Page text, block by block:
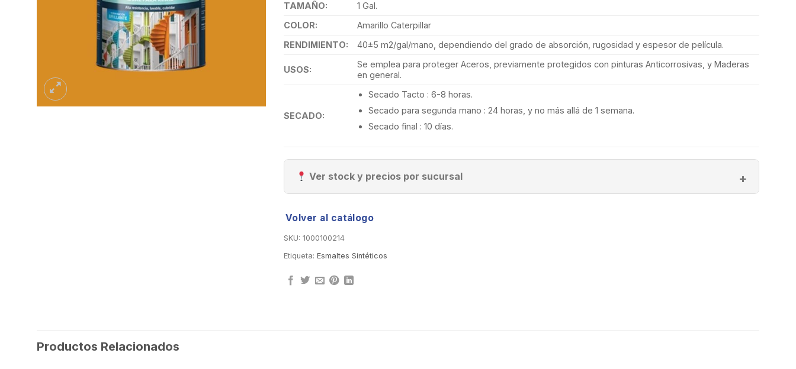
TAMAÑO:
1 Gal.
COLOR:
Amarillo Caterpillar
RENDIMIENTO:
40±5 m2/gal/mano, dependiendo del grado de absorción, rugosidad y espesor de película.
USOS:
Se emplea para proteger Aceros, previamente protegidos con pinturas Anticorrosivas, y Maderas
en general.
SECADO:
Secado Tacto : 6-8 horas.
Secado para segunda mano : 24 horas, y no más allá de 1 semana.
Secado final : 10 días.
Ver stock y precios por sucursal
Volver al catálogo
SKU: 1000100214
Etiqueta: Esmaltes Sintéticos
Productos Relacionados